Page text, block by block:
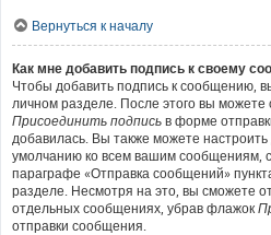
Вернуться к началу
Как мне добавить подпись к своему
Чтобы добавить подпись к сообщению,
личном разделе. После этого вы можете
Присоединить подпись в форме
добавилась. Вы также можете
умолчанию ко всем вашим сообщениям,
параграфе «Отправка сообщений»
разделе. Несмотря на это, вы сможете
отдельных сообщениях, убрав флажок
отправки сообщения.